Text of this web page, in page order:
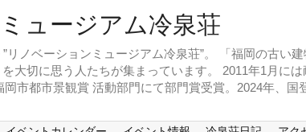
ノベーションミュージアム冷泉荘”。 「福岡の古い
大切に思う人たちが集まっています。 2011年1月に
市都市景観賞 活動部門にて部門賞受賞。2024年、